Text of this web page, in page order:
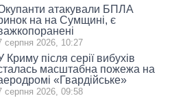
атакували БПЛА
на на Сумщині, є
серпня 2026, 10:27
Криму після серії вибухів
масштабна пожежа на
«Гвардійське»
серпня 2026, 09:58